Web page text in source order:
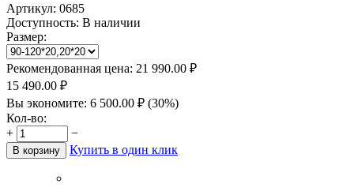
Артикул: 0685
Доступность: В наличии
Размер:
Рекомендованная цена: 21 990.00 ₽
15 490.00 ₽
Вы экономите: 6 500.00 ₽ (30%)
Кол-во:
+
−
В корзину Купить в один клик